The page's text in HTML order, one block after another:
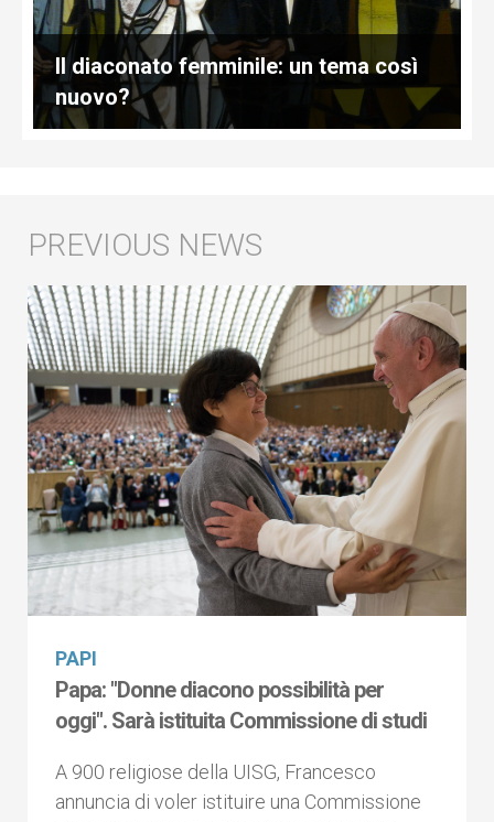
Il diaconato femminile: un tema così
nuovo?
PAPI
Papa: "Donne diacono possibilità per
oggi". Sarà istituita Commissione di studi
A 900 religiose della UISG, Francesco
annuncia di voler istituire una Commissione